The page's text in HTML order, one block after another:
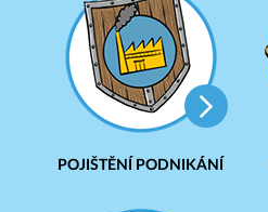
POJIŠTĚNÍ PODNIKÁNÍ